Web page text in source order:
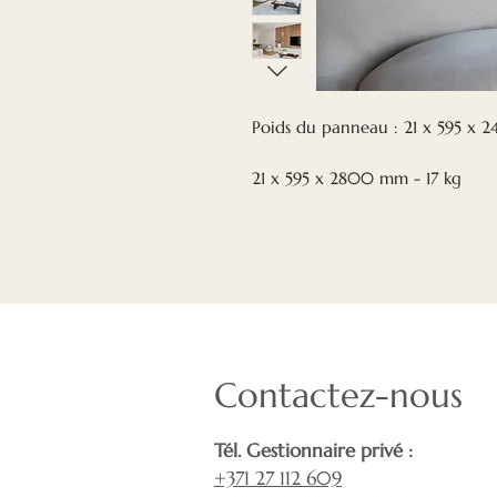
Poids du panneau : 21 x 595 x
21 x 595 x 2800 mm - 17 kg
Contactez-nous
Tél. Gestionnaire privé :
+371 27 112 609